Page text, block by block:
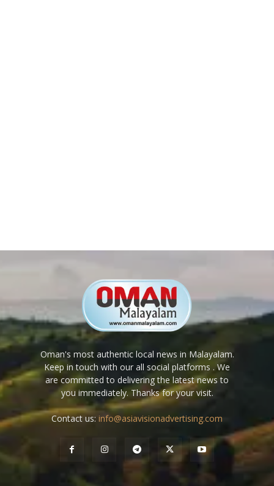
Oman's most authentic local news in Malayalam.
Keep in touch with our all social platforms . We
are committed to delivering the latest news to
you immediately. Thanks for your visit.
Contact us: info@asiavisionadvertising.com